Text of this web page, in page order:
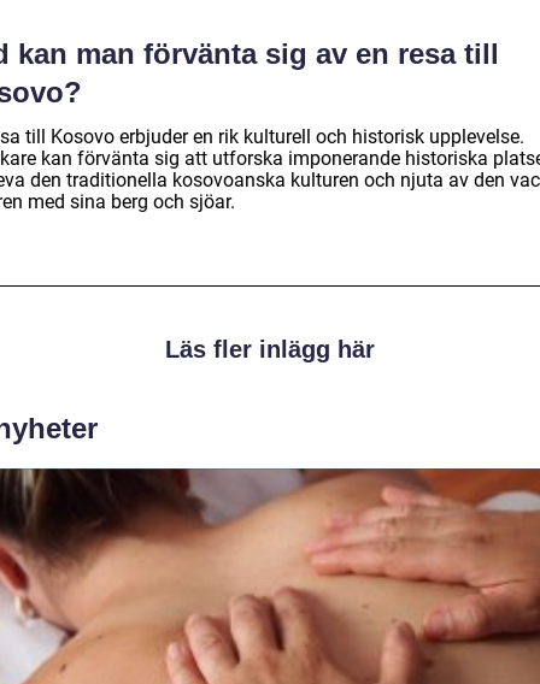
kan man förvänta sig av en resa till
till Kosovo erbjuder en rik kulturell och historisk upplevelse.
kan förvänta sig att utforska imponerande historiska
den traditionella kosovoanska kulturen och njuta av den
med sina berg och sjöar.
Läs fler inlägg här